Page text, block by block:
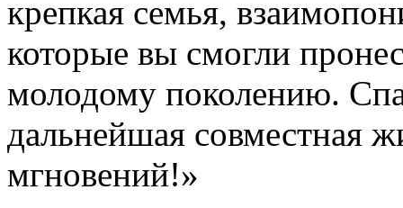
крепкая семья,
которые вы смогли
молодому поколению.
дальнейшая совместная
мгновений!»